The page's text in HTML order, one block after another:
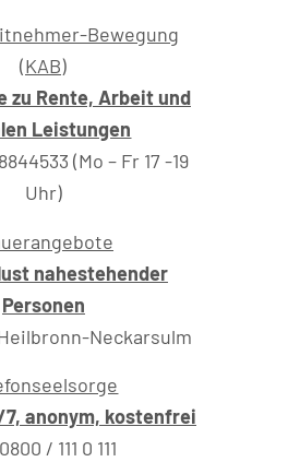
Bewegung
(KAB)
zu Rente, Arbeit und
Leistungen
(Mo – Fr 17 -19
Uhr)
nahestehender
Personen
Neckarsulm
anonym, kostenfrei
/ 111 0 111